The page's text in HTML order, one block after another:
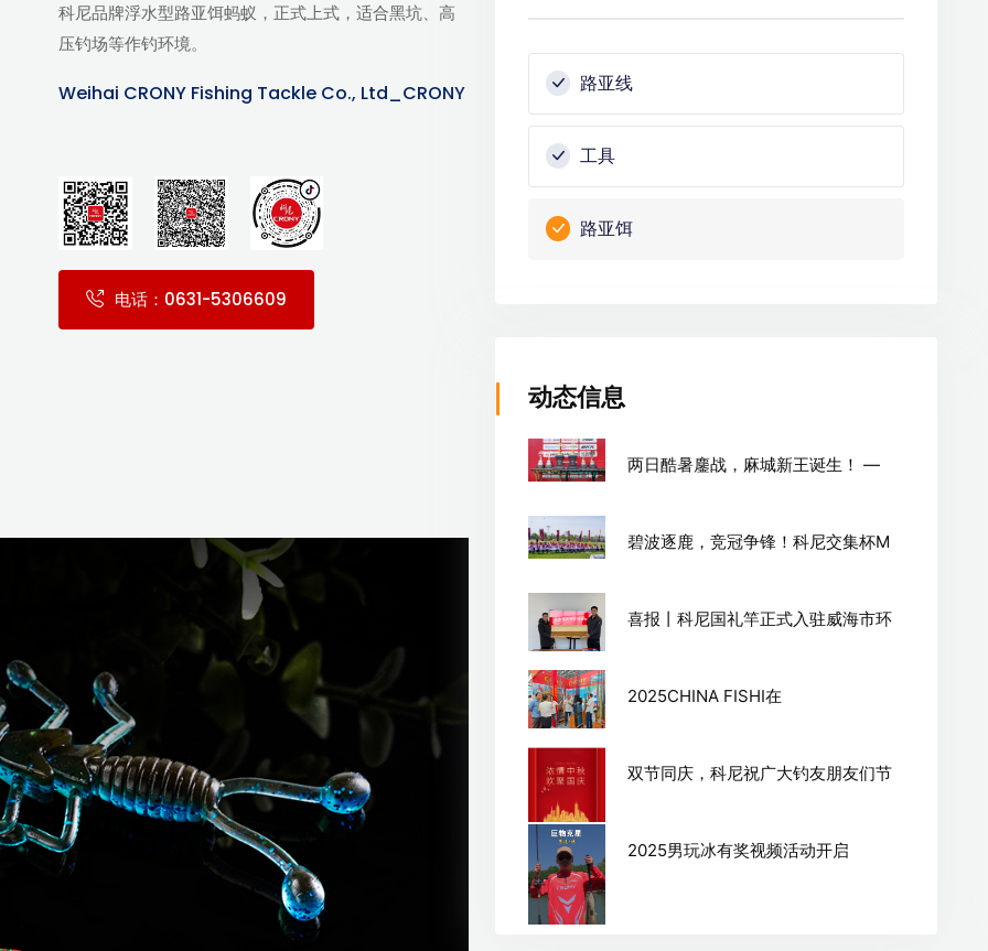
科尼品牌浮水型路亚饵蚂蚁，正式上式，适合黑坑、高
压钓场等作钓环境。
Weihai CRONY Fishing Tackle Co., Ltd_CRONY
电话：0631-5306609
路亚线
工具
路亚饵
动态信息
两日酷暑鏖战，麻城新王诞生！ —
碧波逐鹿，竞冠争锋！科尼交集杯M
喜报丨科尼国礼竿正式入驻威海市环
2025CHINA FISHI在
双节同庆，科尼祝广大钓友朋友们节
2025男玩冰有奖视频活动开启